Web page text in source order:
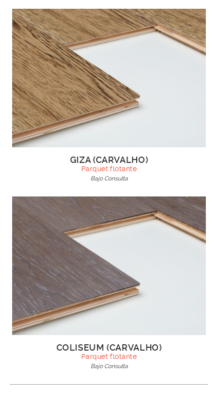
GIZA (CARVALHO)
Parquet flotante
Bajo Consulta
COLISEUM (CARVALHO)
Parquet flotante
Bajo Consulta